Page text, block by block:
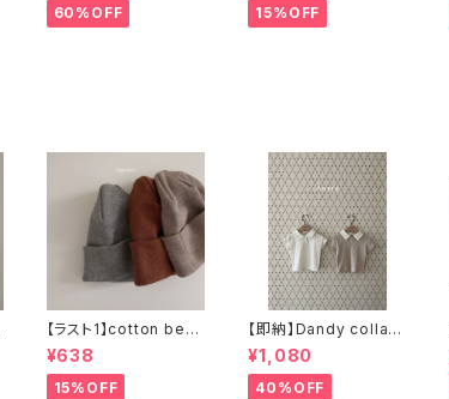
60%OFF 15%OFF
【ラスト1】cotton bean
ie コットンビーニー
ニット帽
¥638
15%OFF
【即納】Dandy collar
T ダンディカラTシャツ
¥1,080
40%OFF